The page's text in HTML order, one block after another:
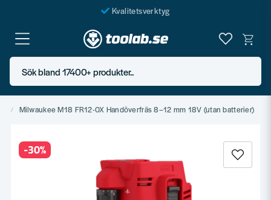
Kvalitetsverktyg
Fraktfritt över 999 SEK*
En järnhandel för alla
Butik i Göteborg
Sök bland 17400+ produkter..
Milwaukee M18 FR12-0X Handöverfräs 8–12 mm 18V (utan batterier)
-30%